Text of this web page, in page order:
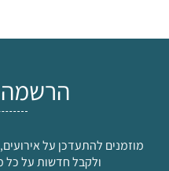
הרשמה
מוזמנים להתעדכן על
ולקבל חדשות על כל